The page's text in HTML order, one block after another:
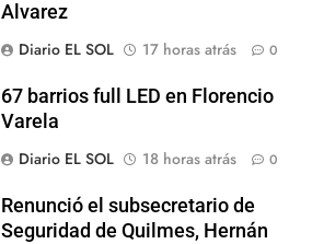
Alvarez
Diario EL SOL
17 horas atrás 0
67 barrios full LED en Florencio
Varela
Diario EL SOL
18 horas atrás 0
Renunció el subsecretario de
Seguridad de Quilmes, Hernán